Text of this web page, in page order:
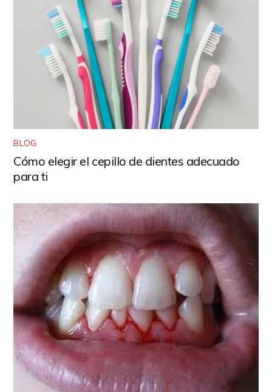
BLOG
Cómo elegir el cepillo de dientes adecuado
para ti